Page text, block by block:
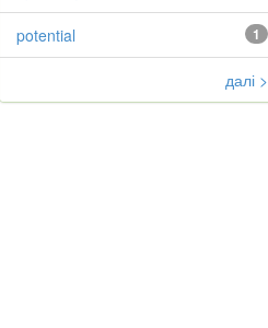
1
potential
далі >